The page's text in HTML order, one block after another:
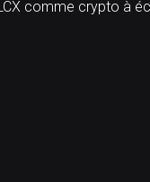
comme crypto à